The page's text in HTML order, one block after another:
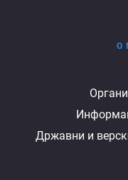
министарству
О
Државни и